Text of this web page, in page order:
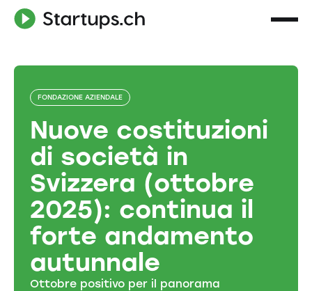
FONDAZIONE AZIENDALE
Nuove costituzioni
di società in
Svizzera (ottobre
2025): continua il
forte andamento
autunnale
Ottobre positivo per il panorama